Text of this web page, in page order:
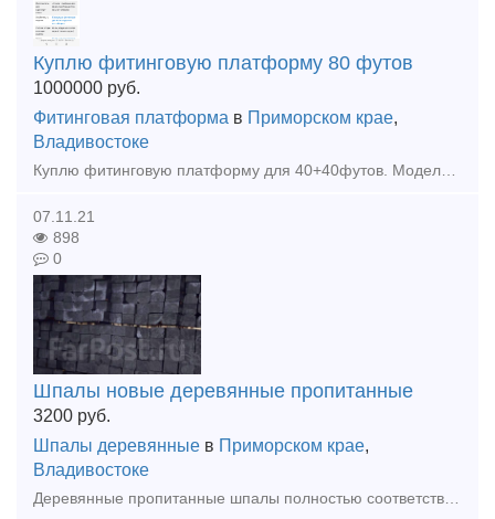
Куплю фитинговую платформу 80 футов
1000000 руб.
Фитинговая платформа в Приморском крае,
Владивостоке
Куплю фитинговую платформу для 40+40футов. Модели 13-1284 или 13-9781 или 13-6964
07.11.21
898
0
Шпалы новые деревянные пропитанные
3200 руб.
Шпалы деревянные в Приморском крае,
Владивостоке
Деревянные пропитанные шпалы полностью соответствуют требованиям ГОСТ: по геометрическим параметрам и качеству древесины - ГОСТ 78-2004 "Шпалы деревянные для железных дорог широкой колеи"; технология